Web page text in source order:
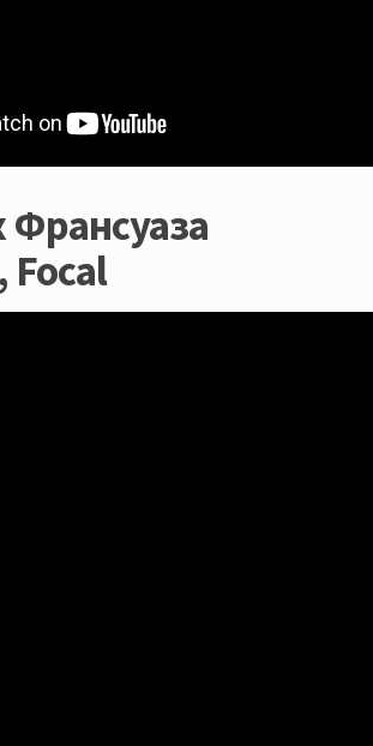
Франсуаза
Focal